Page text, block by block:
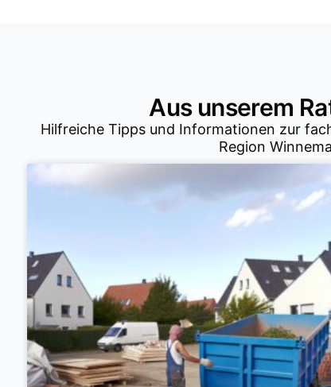
Aus unserem
Hilfreiche Tipps und Informationen zur
Region